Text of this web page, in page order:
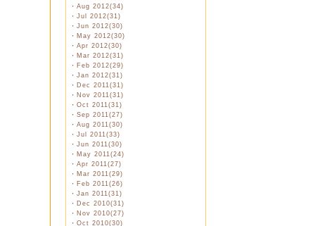
・ Aug 2012(34)
・ Jul 2012(31)
・ Jun 2012(30)
・ May 2012(30)
・ Apr 2012(30)
・ Mar 2012(31)
・ Feb 2012(29)
・ Jan 2012(31)
・ Dec 2011(31)
・ Nov 2011(31)
・ Oct 2011(31)
・ Sep 2011(27)
・ Aug 2011(30)
・ Jul 2011(33)
・ Jun 2011(30)
・ May 2011(24)
・ Apr 2011(27)
・ Mar 2011(29)
・ Feb 2011(26)
・ Jan 2011(31)
・ Dec 2010(31)
・ Nov 2010(27)
・ Oct 2010(30)